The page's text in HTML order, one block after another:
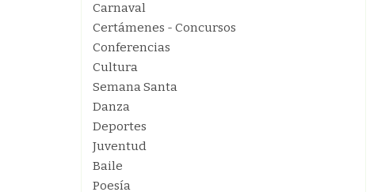
Carnaval
Certámenes - Concursos
Conferencias
Cultura
Semana Santa
Danza
Deportes
Juventud
Baile
Poesía